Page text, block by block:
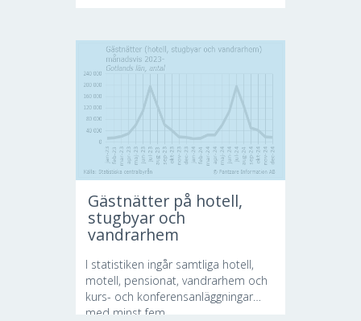
Gästnätter på hotell,
stugbyar och
vandrarhem
I statistiken ingår samtliga hotell,
motell, pensionat, vandrarhem och
kurs- och konferensanläggningar
med minst fem...